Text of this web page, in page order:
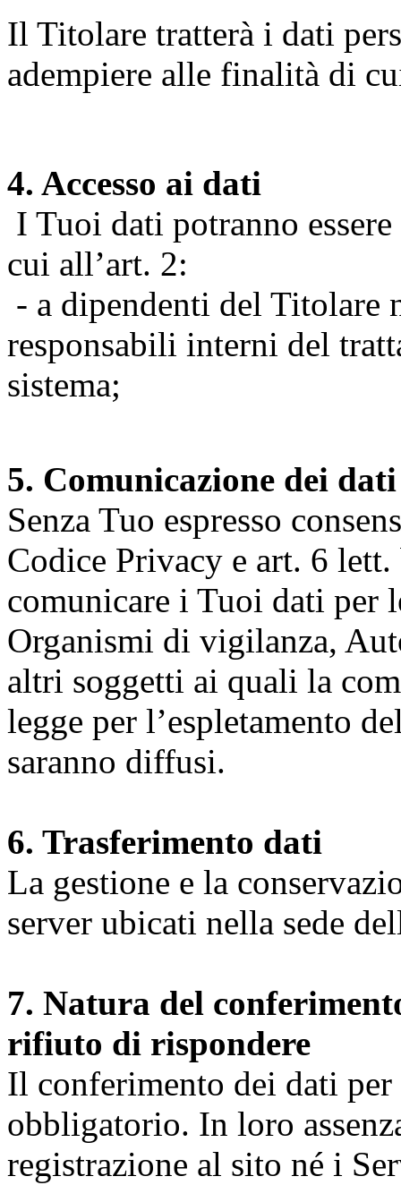
Il Titolare tratterà i dati
adempiere alle finalità di
4. Accesso ai dati
I Tuoi dati potranno
cui all’art. 2:
- a dipendenti del Titolare
responsabili interni del
sistema;
5. Comunicazione dei dati
Senza Tuo espresso
Codice Privacy e art. 6
comunicare i Tuoi dati per
Organismi di vigilanza,
altri soggetti ai quali la
legge per l’espletamento
saranno diffusi.
6. Trasferimento dati
La gestione e la
server ubicati nella sede
7. Natura del
rifiuto di rispondere
Il conferimento dei dati
obbligatorio. In loro
registrazione al sito né i